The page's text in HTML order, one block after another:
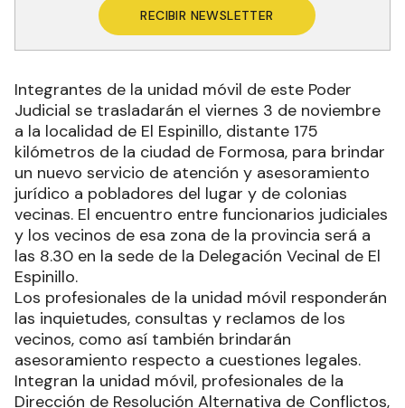
RECIBIR NEWSLETTER
Integrantes de la unidad móvil de este Poder
Judicial se trasladarán el viernes 3 de noviembre
a la localidad de El Espinillo, distante 175
kilómetros de la ciudad de Formosa, para brindar
un nuevo servicio de atención y asesoramiento
jurídico a pobladores del lugar y de colonias
vecinas. El encuentro entre funcionarios judiciales
y los vecinos de esa zona de la provincia será a
las 8.30 en la sede de la Delegación Vecinal de El
Espinillo.
Los profesionales de la unidad móvil responderán
las inquietudes, consultas y reclamos de los
vecinos, como así también brindarán
asesoramiento respecto a cuestiones legales.
Integran la unidad móvil, profesionales de la
Dirección de Resolución Alternativa de Conflictos,